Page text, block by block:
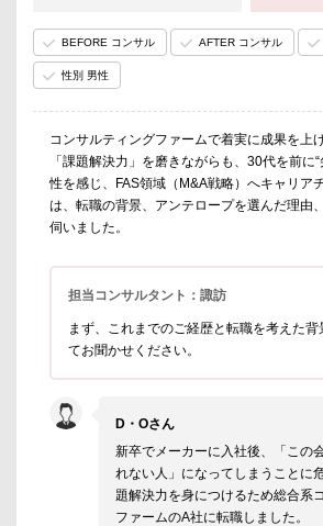
BEFORE コンサル AFTER コンサル
性別 男性
コンサルティングファームで着実に成果を上
「課題解決力」を磨きながらも、30代を前に
性を感じ、FAS領域（M&A戦略）へキャリア
は、転職の背景、アンテロープを選んだ理由
伺いました。
担当コンサルタント：諏訪
まず、これまでのご経歴と転職を考えた背
てお聞かせください。
D・Oさん
新卒でメーカーに入社後、「この
れない人」になってしまうことに
題解決力を身につけるため総合系
ファームのA社に転職しました。